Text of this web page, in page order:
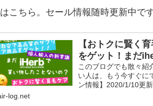
こちら。セール情報随時更新中です
【おトクに賢く
をゲット！まだ
このブログでも散々紹
い人は、もう今すぐに
ン情報】2020/1/10更
log.net